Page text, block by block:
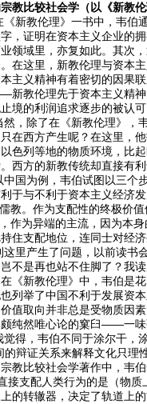
教比较社会学（以《新教
教伦理》一书中，韦伯通
，证明在资本主义企业的
领域里，亦复如此。其次
在这里，新教伦理与资本
主义精神有着密切的因果
新教伦理先于资本主义精
境的利润追求逐步的被认可
除了在《新教伦理》，韦
在西方产生呢？在这里，
色列等地的物质环境，比
西方的新教传统却直接有
为例，韦伯试图以三个步
于与不利于资本主义经济
教。作为支配性的终极价
作为异端的主流，因为本
住支配地位，连同士对经
产生了问题，以前读书会
不是再也站不住脚了？我
《新教伦理》中，韦伯是
列举了中国不利于发展资
值取向并非总是受物质因
纯然唯心论的窠臼——一
，韦伯不同于涂尔干，涂尔
的辩证关系来解释文化只理
教比较社会学著作中，韦
配人类行为的是（物质上
的转辙器，决定了轨道上